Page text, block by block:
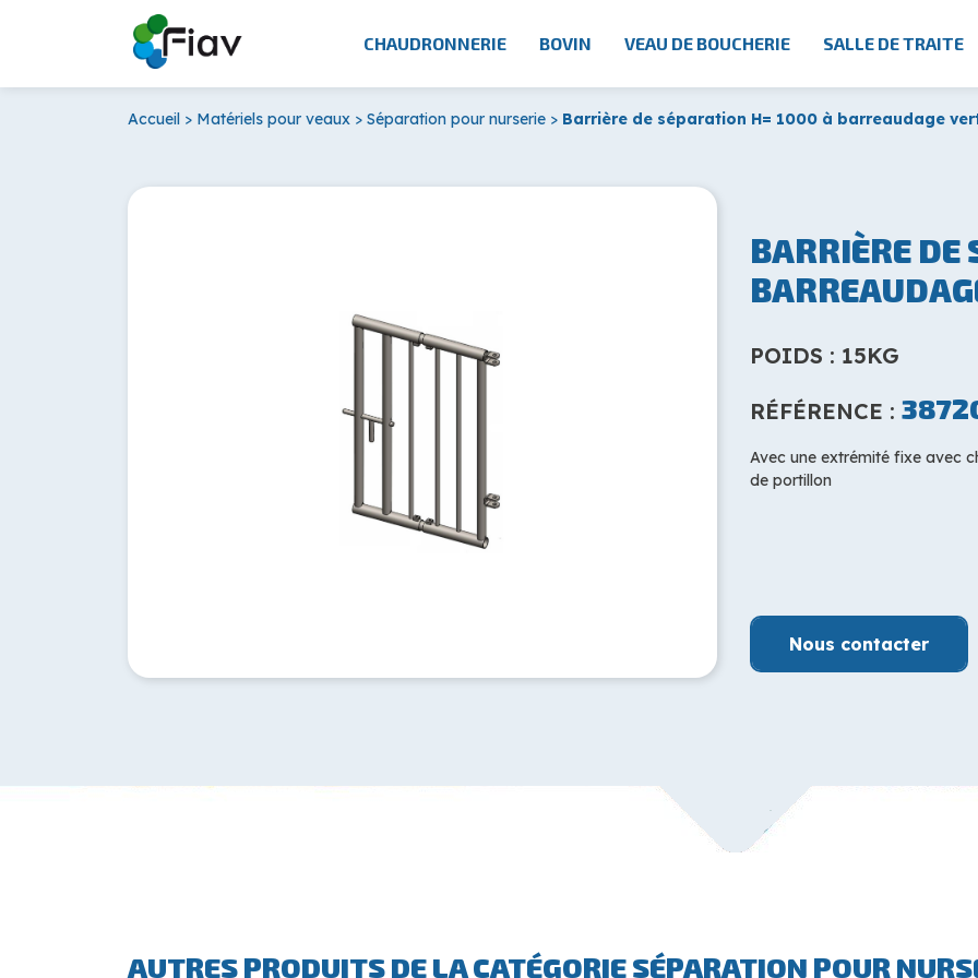
CHAUDRONNERIE BOVIN VEAU DE BOUCHERIE SALLE DE TRAITE
Accueil > Matériels pour veaux > Séparation pour nurserie > Barrière de séparation H= 1000 à barreaudage
BARRIÈRE DE
POIDS : 15KG
RÉFÉRENCE :
Avec une extrémité fixe avec
de portillon
Nous contacter
AUTRES PRODUITS DE LA CATÉGORIE SÉPARATION POUR